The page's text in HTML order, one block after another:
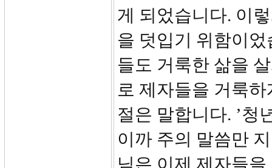
게 되었습니다. 이
을 덧입기 위함이
들도 거룩한 삶을
로 제자들을 거룩
절은 말합니다. ’청
이까 주의 말씀만
님은 이제 제자들